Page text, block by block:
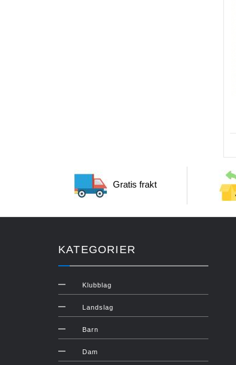
Gratis frakt
KATEGORIER
Klubblag
Landslag
Barn
Dam